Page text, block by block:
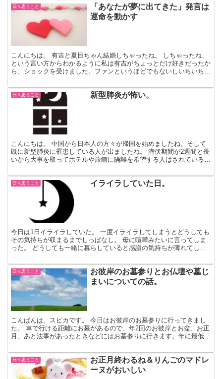
日々思うこと
「あなたが夢に出てきた」発言は
運命を動かす
こんにちは。 有吉と夏目ちゃん結婚しちゃったね。 しちゃったね、
という言い方からわかるように私は有吉がちょっとだけ好きだったか
ら、ショックを受けました。ファンというほどでもないしいちいちテ
日々思うこと 新型肺炎が怖い。
こんにちは。 中国から日本人の方々が帰国を始めましたね。そして
既に新型肺炎に罹患している人が出ましたね。 潜伏期間が2週間と長
いから大事を取ってホテルや旅館に隔離を希望する人はされているみ
日々思うこと イライラしていた日。
今日は1日イライラしていた。 一度イライラしてしまうとどうしても
その気持ちが収まるまでしっぱなし。 母に喧嘩みたいに言ってしま
った。 どうしても一緒に暮らしていると感謝の気持ちが薄れてしま
日々思うこと
お彼岸のお墓参りとお仏壇や墓じ
まいについての話。
こんばんは。スピカです。 今日はお彼岸のお墓参りに行ってきまし
た。 車で行ける距離にお墓があるので、年2回のお彼岸とお盆、お正
月、あと法事があったときなどにはお墓参りに行きます。年に最低4
日々思うこと
お正月終わるね＆りんごのマドレ
ーヌがおいしい